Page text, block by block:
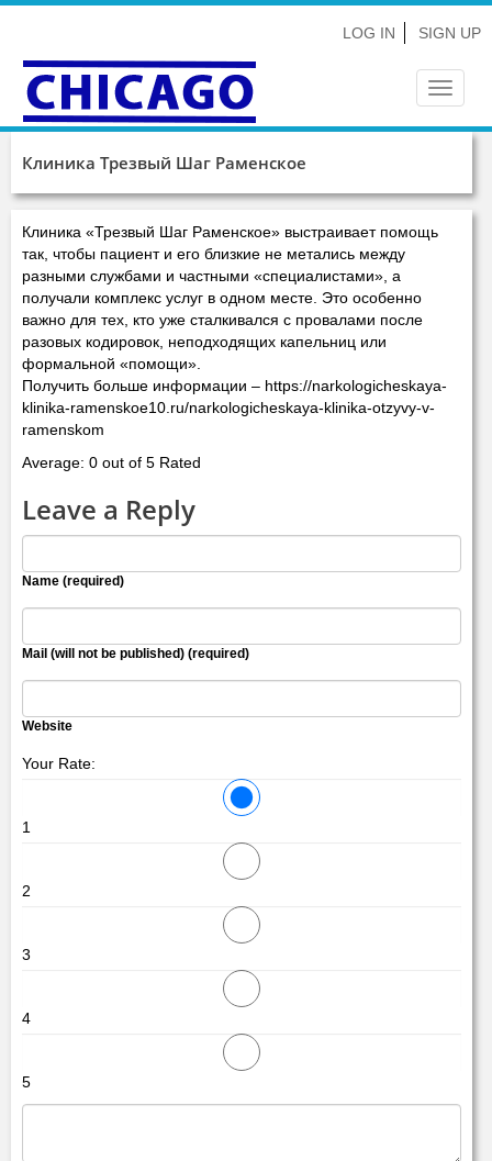
LOG IN SIGN UP
Toggle
Клиника Трезвый Шаг Раменское
Клиника «Трезвый Шаг Раменское» выстраивает помощь
так, чтобы пациент и его близкие не метались между
разными службами и частными «специалистами», а
получали комплекс услуг в одном месте. Это особенно
важно для тех, кто уже сталкивался с провалами после
разовых кодировок, неподходящих капельниц или
формальной «помощи».
Получить больше информации – https://narkologicheskaya-
klinika-ramenskoe10.ru/narkologicheskaya-klinika-otzyvy-v-
ramenskom
Average: 0 out of 5 Rated
Leave a Reply
Name (required)
Mail (will not be published) (required)
Website
Your Rate:
1
2
3
4
5